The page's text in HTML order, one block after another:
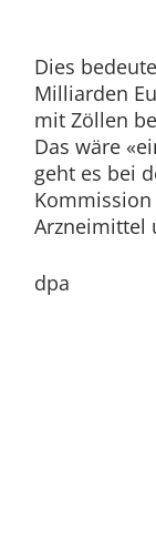
Dies
Milliarden
mit Zöllen
Das wäre
geht es bei
Arzneimittel
dpa